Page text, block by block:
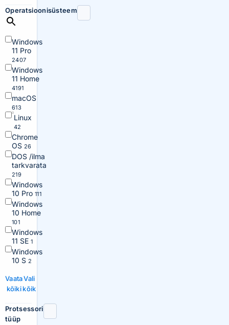
Operatsioonisüsteem
Windows
11 Pro
2407
Windows
11 Home
4191
macOS
613
Linux
42
Chrome
OS 26
DOS /ilma
tarkvarata
219
Windows
10 Pro 111
Windows
10 Home
101
Windows
11 SE 1
Windows
10 S 2
Vaata
kõiki
Vali
kõik
Protsessori
tüüp